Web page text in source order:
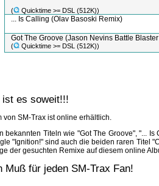
( Quicktime >= DSL (512K))
... Is Calling (Olav Basoski Remix)
Got The Groove (Jason Nevins Battle
( Quicktime >= DSL (512K))
ist es soweit!!!
von SM-Trax ist online erhältlich.
bekannten Titeln wie "Got The Groove", "...
"Ignition!" sind auch die beiden raren Titel
der gesuchten Remixe auf diesem online
Muß für jeden SM-Trax Fan!